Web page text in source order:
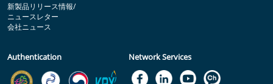
新製品リリース情報/
ニュースレター
会社ニュース
Authentication Network Services